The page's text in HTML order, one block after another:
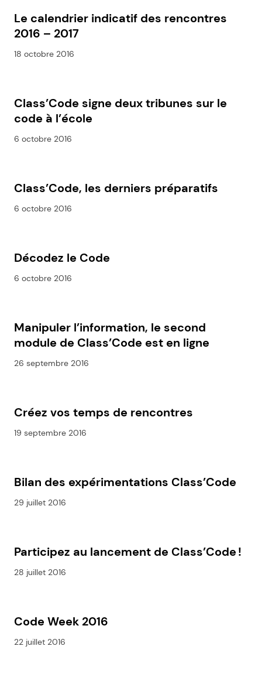
Le calendrier indicatif des rencontres
2016 – 2017
18 octobre 2016
Class’Code signe deux tribunes sur le
code à l’école
6 octobre 2016
Class’Code, les derniers préparatifs
6 octobre 2016
Décodez le Code
6 octobre 2016
Manipuler l’information, le second
module de Class’Code est en ligne
26 septembre 2016
Créez vos temps de rencontres
19 septembre 2016
Bilan des expérimentations Class’Code
29 juillet 2016
Participez au lancement de Class’Code !
28 juillet 2016
Code Week 2016
22 juillet 2016